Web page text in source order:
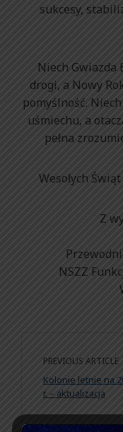
sukcesy,
Niech Gwiazda
drogi, a Nowy
pomyślność.
uśmiechu, a
pełna
Wesołych
Z
NSZZ
PREVIOUS ARTICLE
Kolonie letnie na
r. – aktualizacja